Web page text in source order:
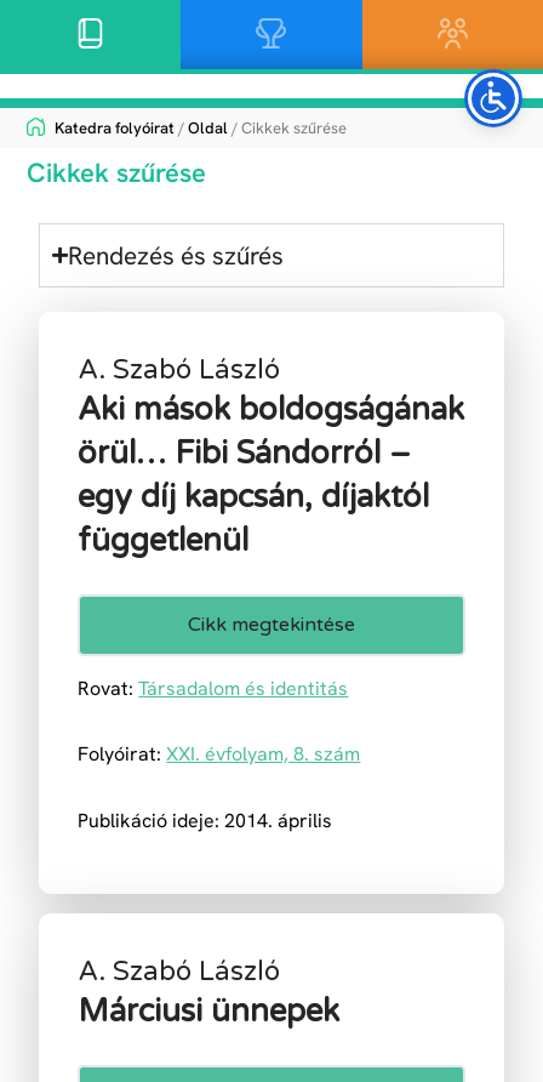
Katedra folyóirat/Oldal/ Cikkek szűrése
Cikkek szűrése
Rendezés és szűrés
A. Szabó László
Aki mások boldogságának
örül… Fibi Sándorról –
egy díj kapcsán, díjaktól
függetlenül
Cikk megtekintése
Rovat: Társadalom és identitás
Folyóirat: XXI. évfolyam, 8. szám
Publikáció ideje: 2014. április
A. Szabó László
Márciusi ünnepek